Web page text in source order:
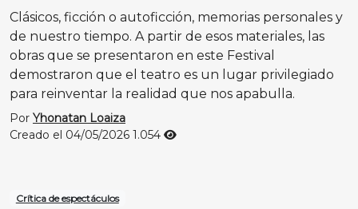
Clásicos, ficción o autoficción, memorias personales y
de nuestro tiempo. A partir de esos materiales, las
obras que se presentaron en este Festival
demostraron que el teatro es un lugar privilegiado
para reinventar la realidad que nos apabulla.
Por Yhonatan Loaiza
Creado el 04/05/2026 1.054
Crítica de espectáculos